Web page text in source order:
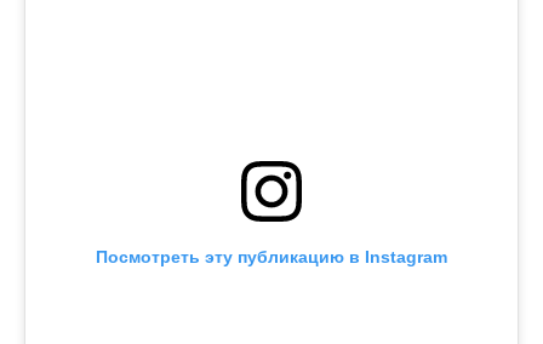
Посмотреть эту публикацию в Instagram